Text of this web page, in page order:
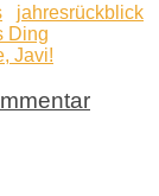
jahresrückblick
Ding
Javi!